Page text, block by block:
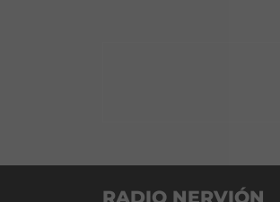
RADIO NERVIÓN